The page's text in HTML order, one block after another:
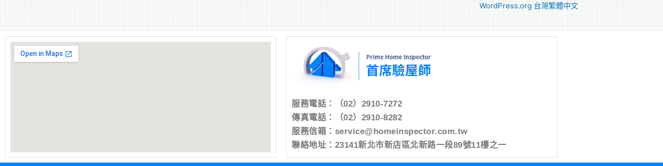
WordPress.org 台灣繁體中文
服務電話：
（02）2910-7272
傳真電話：（02）2910-8282
服務信箱： service@homeinspector.com.tw
聯絡地址：23141新北市新店區北新路一段89號11樓之一